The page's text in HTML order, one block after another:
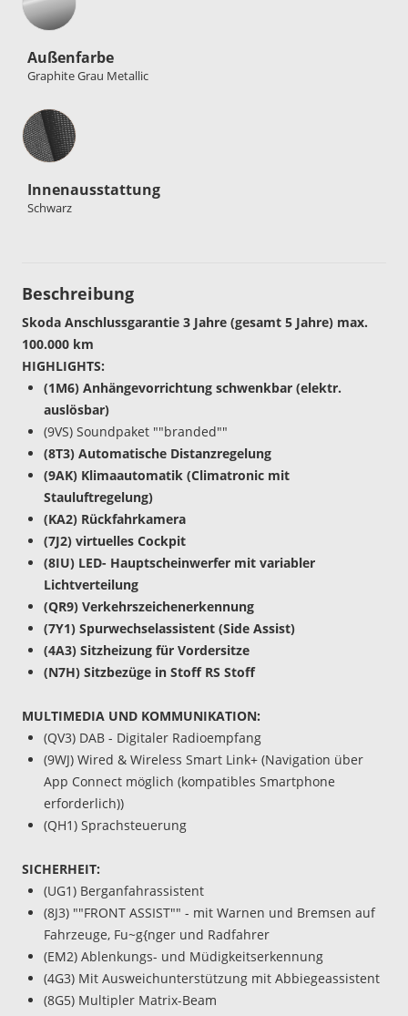
Außenfarbe
Graphite Grau Metallic
Innenausstattung
Innenausstattung
Schwarz
Beschreibung
Skoda Anschlussgarantie 3 Jahre (gesamt 5 Jahre) max.
100.000 km
HIGHLIGHTS:
(1M6) Anhängevorrichtung schwenkbar (elektr.
auslösbar)
(9VS) Soundpaket ""branded""
(8T3) Automatische Distanzregelung
(9AK) Klimaautomatik (Climatronic mit
Stauluftregelung)
(KA2) Rückfahrkamera
(7J2) virtuelles Cockpit
(8IU) LED- Hauptscheinwerfer mit variabler
Lichtverteilung
(QR9) Verkehrszeichenerkennung
(7Y1) Spurwechselassistent (Side Assist)
(4A3) Sitzheizung für Vordersitze
(N7H) Sitzbezüge in Stoff RS Stoff
MULTIMEDIA UND KOMMUNIKATION:
(QV3) DAB - Digitaler Radioempfang
(9WJ) Wired & Wireless Smart Link+ (Navigation über
App Connect möglich (kompatibles Smartphone
erforderlich))
(QH1) Sprachsteuerung
SICHERHEIT:
(UG1) Berganfahrassistent
(8J3) ""FRONT ASSIST"" - mit Warnen und Bremsen auf
Fahrzeuge, Fu~g{nger und Radfahrer
(EM2) Ablenkungs- und Müdigkeitserkennung
(4G3) Mit Ausweichunterstützung mit Abbiegeassistent
(8G5) Multipler Matrix-Beam